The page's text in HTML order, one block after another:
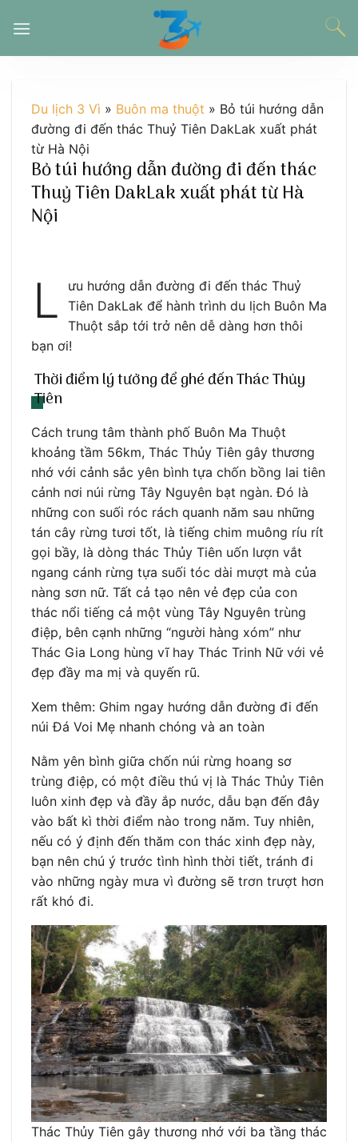
đến
Du lịch 3 Vì » Buôn ma thuột » Bỏ túi hướng dẫn
đường đi đến thác Thuỷ Tiên DakLak xuất phát
từ Hà Nội
Bỏ túi hướng dẫn đường đi đến thác
Thuỷ Tiên DakLak xuất phát từ Hà
Nội
L
ưu hướng dẫn đường đi đến thác Thuỷ
Tiên DakLak để hành trình du lịch Buôn Ma
Thuột sắp tới trở nên dễ dàng hơn thôi
bạn ơi!
Thời điểm lý tưởng để ghé đến Thác Thủy
Tiên
Cách trung tâm thành phố Buôn Ma Thuột
khoảng tầm 56km, Thác Thủy Tiên gây thương
nhớ với cảnh sắc yên bình tựa chốn bồng lai tiên
cảnh nơi núi rừng Tây Nguyên bạt ngàn. Đó là
những con suối róc rách quanh năm sau những
tán cây rừng tươi tốt, là tiếng chim muông ríu rít
gọi bầy, là dòng thác Thủy Tiên uốn lượn vắt
ngang cánh rừng tựa suối tóc dài mượt mà của
nàng sơn nữ. Tất cả tạo nên vẻ đẹp của con
thác nổi tiếng cả một vùng Tây Nguyên trùng
điệp, bên cạnh những “người hàng xóm” như
Thác Gia Long hùng vĩ hay Thác Trinh Nữ với vẻ
đẹp đầy ma mị và quyến rũ.
Xem thêm: Ghim ngay hướng dẫn đường đi đến
núi Đá Voi Mẹ nhanh chóng và an toàn
Nằm yên bình giữa chốn núi rừng hoang sơ
trùng điệp, có một điều thú vị là Thác Thủy Tiên
luôn xinh đẹp và đầy ắp nước, dẫu bạn đến đây
vào bất kì thời điểm nào trong năm. Tuy nhiên,
nếu có ý định đến thăm con thác xinh đẹp này,
bạn nên chú ý trước tình hình thời tiết, tránh đi
vào những ngày mưa vì đường sẽ trơn trượt hơn
rất khó đi.
Thác Thủy Tiên gây thương nhớ với ba tầng thác